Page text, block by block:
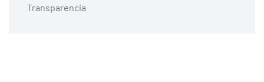
Transparencia